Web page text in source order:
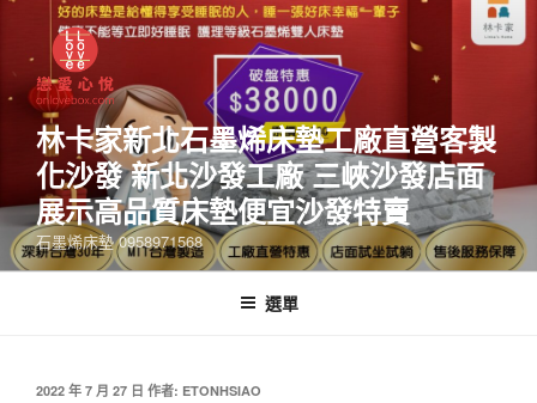
林卡家新北石墨烯床墊工廠直營客製
化沙發 新北沙發工廠 三峽沙發店面
展示高品質床墊便宜沙發特賣
石墨烯床墊 0958971568
選單
2022 年 7 月 27 日 作者: ETONHSIAO